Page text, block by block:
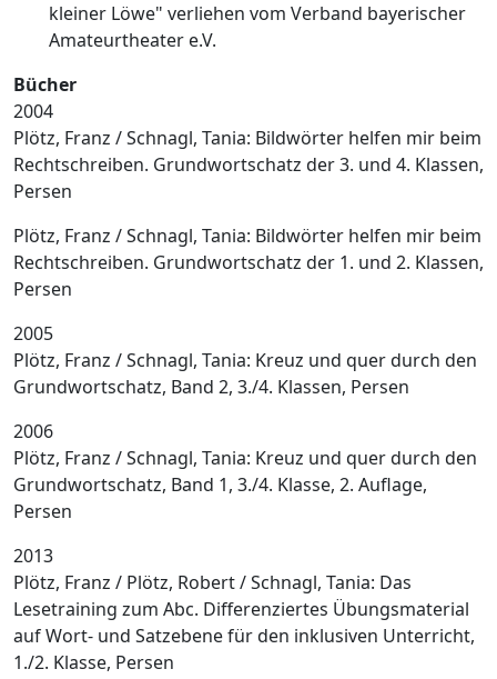
kleiner Löwe" verliehen vom Verband bayerischer
Amateurtheater e.V.
Bücher
2004
Plötz, Franz / Schnagl, Tania: Bildwörter helfen mir beim
Rechtschreiben. Grundwortschatz der 3. und 4. Klassen,
Persen
Plötz, Franz / Schnagl, Tania: Bildwörter helfen mir beim
Rechtschreiben. Grundwortschatz der 1. und 2. Klassen,
Persen
2005
Plötz, Franz / Schnagl, Tania: Kreuz und quer durch den
Grundwortschatz, Band 2, 3./4. Klassen, Persen
2006
Plötz, Franz / Schnagl, Tania: Kreuz und quer durch den
Grundwortschatz, Band 1, 3./4. Klasse, 2. Auflage,
Persen
2013
Plötz, Franz / Plötz, Robert / Schnagl, Tania: Das
Lesetraining zum Abc. Differenziertes Übungsmaterial
auf Wort- und Satzebene für den inklusiven Unterricht,
1./2. Klasse, Persen